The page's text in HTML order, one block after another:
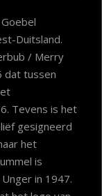
Duitsland.
/ Merry
dat tussen
Tevens is het
gesigneerd
het
is
in 1947.